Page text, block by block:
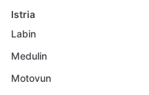
Istria
Labin
Medulin
Motovun